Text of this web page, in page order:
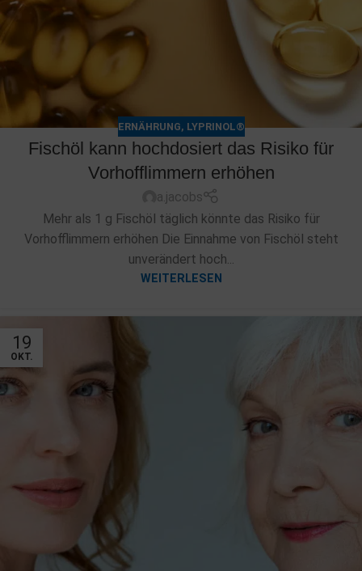
ERNÄHRUNG, LYPRINOL®
Fischöl kann hochdosiert das Risiko für
Vorhofflimmern erhöhen
a.jacobs
Mehr als 1 g Fischöl täglich könnte das Risiko für
Vorhofflimmern erhöhen Die Einnahme von Fischöl steht
unverändert hoch...
WEITERLESEN
19
OKT.